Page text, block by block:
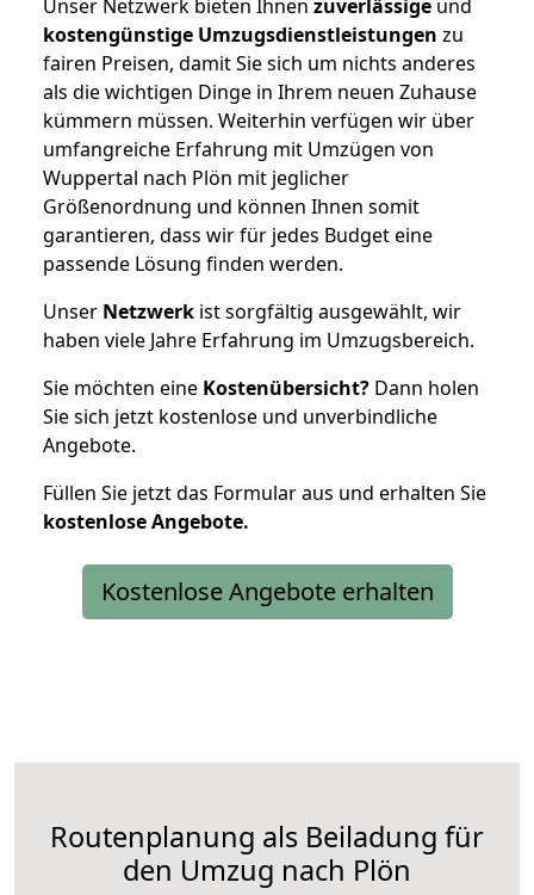
Unser Netzwerk bieten Ihnen zuverlässige und
kostengünstige Umzugsdienstleistungen zu
fairen Preisen, damit Sie sich um nichts anderes
als die wichtigen Dinge in Ihrem neuen Zuhause
kümmern müssen. Weiterhin verfügen wir über
umfangreiche Erfahrung mit Umzügen von
Wuppertal nach Plön mit jeglicher
Größenordnung und können Ihnen somit
garantieren, dass wir für jedes Budget eine
passende Lösung finden werden.
Unser Netzwerk ist sorgfältig ausgewählt, wir
haben viele Jahre Erfahrung im Umzugsbereich.
Sie möchten eine Kostenübersicht? Dann holen
Sie sich jetzt kostenlose und unverbindliche
Angebote.
Füllen Sie jetzt das Formular aus und erhalten Sie
kostenloseAngebote.
Kostenlose Angebote erhalten
Routenplanung als Beiladung für
den Umzug nach Plön